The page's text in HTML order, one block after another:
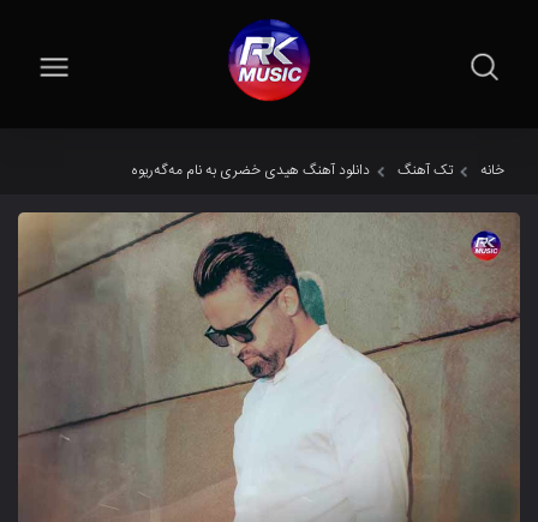
خانه تک آهنگ دانلود آهنگ هیدی خضری به نام مەگەریوە